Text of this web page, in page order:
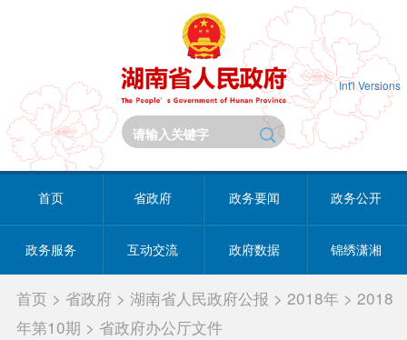
Int'l Versions
首页 省政府 政务要闻 政务公开
政务服务 互动交流 政府数据 锦绣潇湘
首页 > 省政府 >湖南省人民政府公报 >2018年 >2018
年第10期 > 省政府办公厅文件